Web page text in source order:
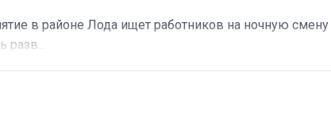
в районе Лода ищет работников на ночную смену
разв...